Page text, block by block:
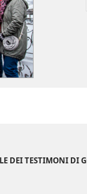
DEI TESTIMONI DI